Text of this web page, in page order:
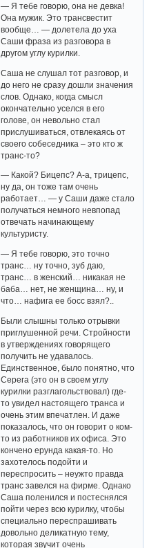
— Я тебе говорю, она не девка!
Она мужик. Это трансвестит
вообще… — долетела до уха
Саши фраза из разговора в
другом углу курилки.
Саша не слушал тот разговор, и
до него не сразу дошли значения
слов. Однако, когда смысл
окончательно уселся в его
голове, он невольно стал
прислушиваться, отвлекаясь от
своего собеседника – это кто ж
транс-то?
— Какой? Бицепс? А-а, трицепс,
ну да, он тоже там очень
работает… — у Саши даже стало
получаться немного невпопад
отвечать начинающему
культуристу.
— Я тебе говорю, это точно
транс… ну точно, зуб даю,
транс… в женский… никакая не
баба… нет, не женщина… ну, и
что… нафига ее босс взял?..
Были слышны только отрывки
приглушенной речи. Стройности
в утверждениях говорящего
получить не удавалось.
Единственное, было понятно, что
Серега (это он в своем углу
курилки разглагольствовал) где-
то увидел настоящего транса и
очень этим впечатлен. И даже
показалось, что он говорит о ком-
то из работников их офиса. Это
кончено ерунда какая-то. Но
захотелось подойти и
переспросить – неужто правда
транс завелся на фирме. Однако
Саша поленился и постеснялся
пойти через всю курилку, чтобы
специально переспрашивать
довольно деликатную тему,
которая звучит очень